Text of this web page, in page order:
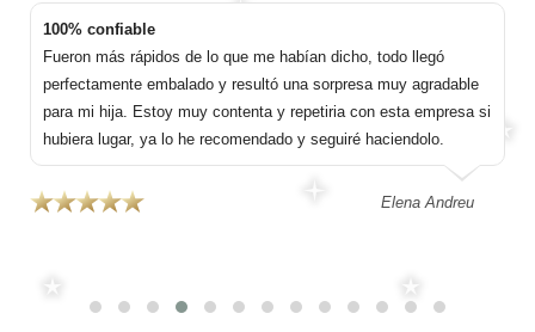
me habían dicho, todo llegó
resultó una sorpresa muy agradable
y repetiria con esta empresa si
y seguiré haciendolo.
Gracias por darnos la
nuestros corazones.
profesionalidad a todos.